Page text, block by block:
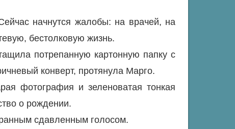
начнутся жалобы: на врачей, на
бестолковую жизнь.
потрепанную картонную папку с
конверт, протянула Марго.
фотография и зеленоватая тонкая
о рождении.
сдавленным голосом.